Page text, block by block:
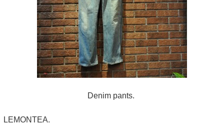
Denim pants.
LEMONTEA.